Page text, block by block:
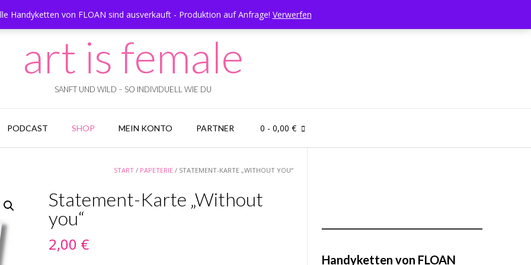
Handyketten von FLOAN sind ausverkauft - Produktion auf Anfrage! Verwerfen
art is female
SANFT UND WILD – SO INDIVIDUELL WIE DU
PODCAST SHOP MEIN KONTO PARTNER 0 - 0,00 €
START / PAPETERIE / STATEMENT-KARTE „WITHOUT YOU“
Statement-Karte „Without
you“
2,00 €
Handyketten von FLOAN